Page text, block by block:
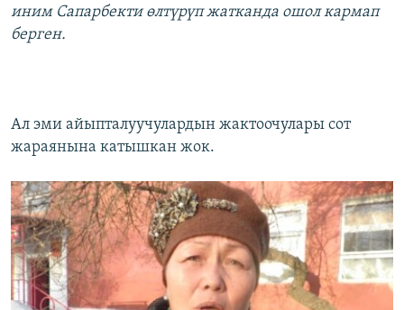
иним Сапарбекти өлтүрүп жатканда ошол кармап
берген.
Ал эми айыпталуучулардын жактоочулары сот
жараянына катышкан жок.